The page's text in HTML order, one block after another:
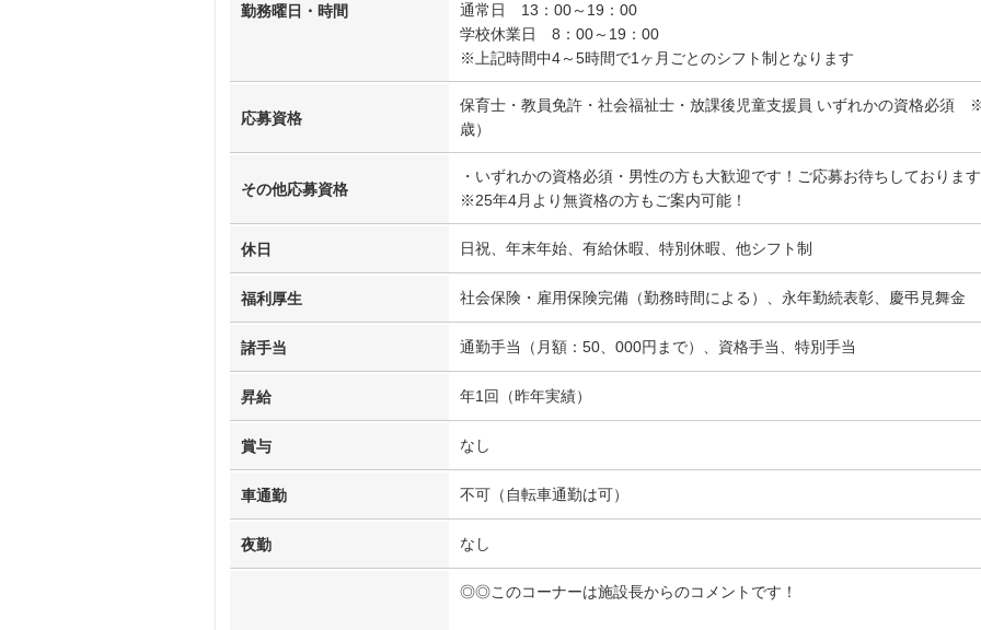
勤務曜日・時間
通常日 13：00～19：00
学校休業日 8：00～19：00
※上記時間中4～5時間で1ヶ月ごとのシフト制となります
応募資格
保育士・教員免許・社会福祉士・放課後児童支援員 いずれかの資格必須
歳）
その他応募資格
・いずれかの資格必須・男性の方も大歓迎です！ご応募お待ちしておりま
※25年4月より無資格の方もご案内可能！
休日 日祝、年末年始、有給休暇、特別休暇、他シフト制
福利厚生 社会保険・雇用保険完備（勤務時間による）、永年勤続表彰、慶弔見舞金
諸手当 通勤手当（月額：50、000円まで）、資格手当、特別手当
昇給 年1回（昨年実績）
賞与 なし
車通勤 不可（自転車通勤は可）
夜勤 なし
◎◎このコーナーは施設長からのコメントです！